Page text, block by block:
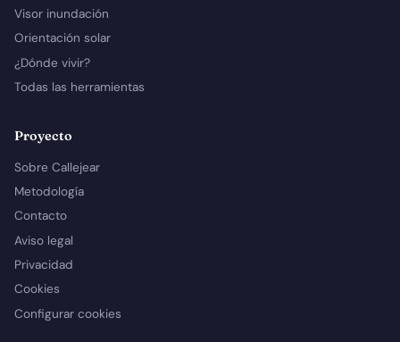
Visor inundación
Orientación solar
¿Dónde vivir?
Todas las herramientas
Proyecto
Sobre Callejear
Metodología
Contacto
Aviso legal
Privacidad
Cookies
Configurar cookies